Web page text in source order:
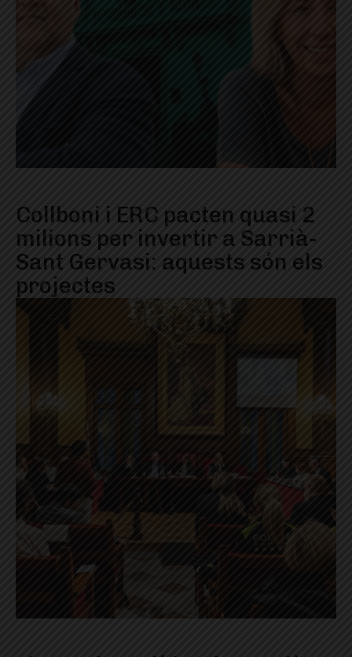
Collboni i ERC pacten quasi 2
milions per invertir a Sarrià-
Sant Gervasi: aquests són els
projectes